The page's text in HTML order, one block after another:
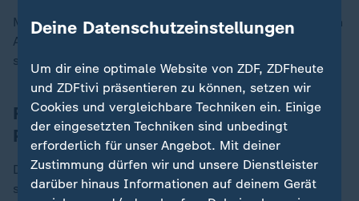
Medienberichten zufolge forderte Real daraufhin einen
Austausch des Schiedsrichters. De Burgos Bengoetxea
steht seit 2018 auf der Liste der FIFA-Schiedsrichter.
Real stellt Referees regelmäßig an den
Pranger
Der Umgang mit Unparteiischen in Spanien ist schon
seit mehreren Monaten ein Thema. Im Februar hatte
Deine Datenschutzeinstellungen
Um dir eine optimale Website von ZDF, ZDFheute
und ZDFtivi präsentieren zu können, setzen wir
Cookies und vergleichbare Techniken ein. Einige
der eingesetzten Techniken sind unbedingt
erforderlich für unser Angebot. Mit deiner
Zustimmung dürfen wir und unsere Dienstleister
darüber hinaus Informationen auf deinem Gerät